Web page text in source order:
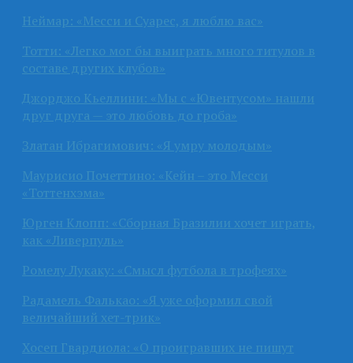
Неймар: «Месси и Суарес, я люблю вас»
Тотти: «Легко мог бы выиграть много титулов в
составе других клубов»
Джорджо Кьеллини: «Мы с «Ювентусом» нашли
друг друга — это любовь до гроба»
Златан Ибрагимович: «Я умру молодым»
Маурисио Почеттино: «Кейн – это Месси
«Тоттенхэма»
Юрген Клопп: «Сборная Бразилии хочет играть,
как «Ливерпуль»
Ромелу Лукаку: «Смысл футбола в трофеях»
Радамель Фалькао: «Я уже оформил свой
величайший хет-трик»
Хосеп Гвардиола: «О проигравших не пишут